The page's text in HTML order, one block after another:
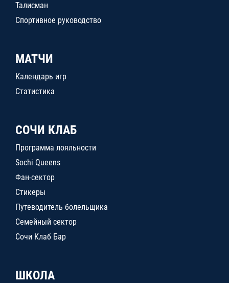
Талисман
Спортивное руководство
МАТЧИ
Календарь игр
Статистика
СОЧИ КЛАБ
Программа лояльности
Sochi Queens
Фан-сектор
Стикеры
Путеводитель болельщика
Семейный сектор
Сочи Клаб Бар
ШКОЛА